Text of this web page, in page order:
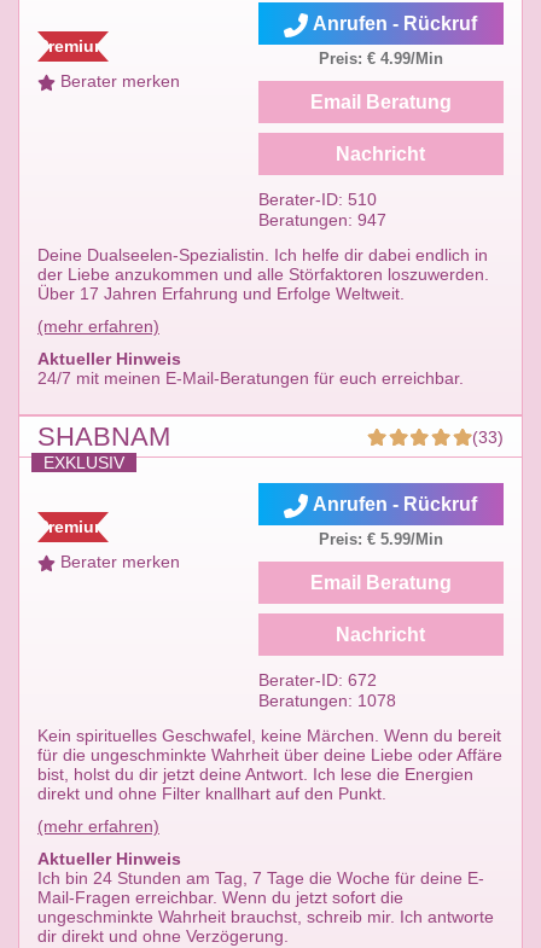
Premium
Berater merken
Deine Dualseelen-Spezialistin. Ich helfe dir dabei endlich in
der Liebe anzukommen und alle Störfaktoren loszuwerden.
Über 17 Jahren Erfahrung und Erfolge Weltweit.
(mehr erfahren)
Aktueller Hinweis
24/7 mit meinen E-Mail-Beratungen für euch erreichbar.
Anrufen - Rückruf
Preis: € 4.99/Min
Email Beratung
Nachricht
Berater-ID: 510
Beratungen: 947
SHABNAM
(33)
EXKLUSIV
Premium
Berater merken
Kein spirituelles Geschwafel, keine Märchen. Wenn du bereit
für die ungeschminkte Wahrheit über deine Liebe oder Affäre
bist, holst du dir jetzt deine Antwort. Ich lese die Energien
direkt und ohne Filter knallhart auf den Punkt.
(mehr erfahren)
Aktueller Hinweis
Ich bin 24 Stunden am Tag, 7 Tage die Woche für deine E-
Mail-Fragen erreichbar. Wenn du jetzt sofort die
ungeschminkte Wahrheit brauchst, schreib mir. Ich antworte
dir direkt und ohne Verzögerung.
Anrufen - Rückruf
Preis: € 5.99/Min
Email Beratung
Nachricht
Berater-ID: 672
Beratungen: 1078